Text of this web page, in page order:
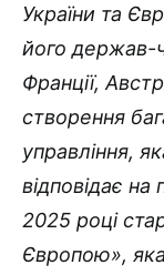
України та
його держав-
Франції,
створення
управління,
відповідає
2025 році
Європою»,